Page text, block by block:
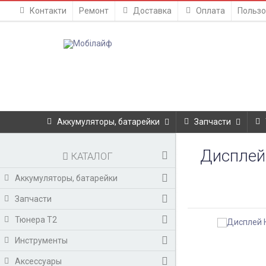
Контакти Ремонт Доставка Оплата
Аккумуляторы, батарейки Запчасти
КАТАЛОГ
Аккумуляторы, батарейки
Запчасти
Тюнера T2
Инструменты
Аксессуары